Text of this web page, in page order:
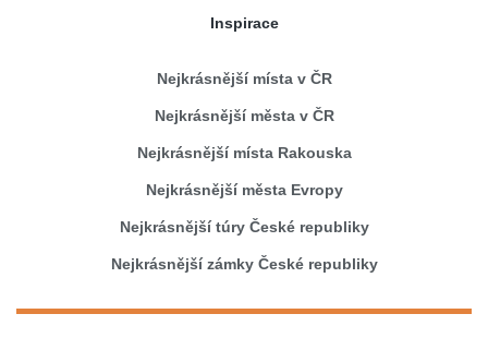
Inspirace
Nejkrásnější místa v ČR
Nejkrásnější města v ČR
Nejkrásnější místa Rakouska
Nejkrásnější města Evropy
Nejkrásnější túry České republiky
Nejkrásnější zámky České republiky